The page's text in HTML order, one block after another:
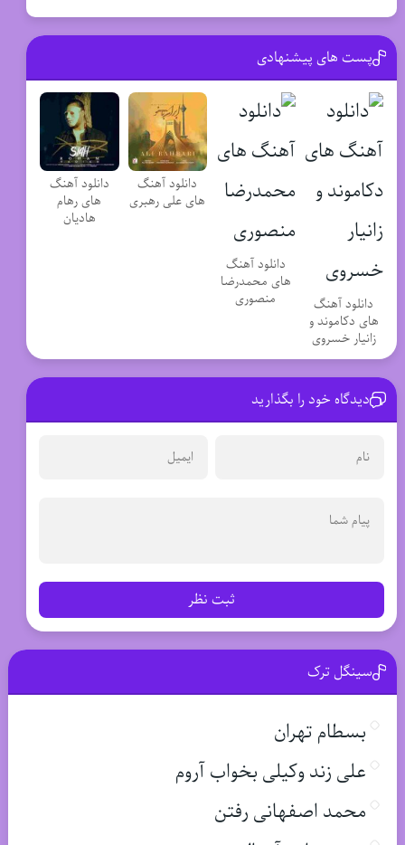
پست های پیشنهادی
دانلود آهنگ
های دکاموند و
زانیار خسروی
دانلود آهنگ
های محمدرضا
منصوری
دانلود آهنگ
های علی رهبری
دانلود آهنگ
های رهام
هادیان
دیدگاه خود را بگذارید
ثبت نظر
سینگل ترک
بسطام تهران
علی زند وکیلی بخواب آروم
محمد اصفهانی رفتن